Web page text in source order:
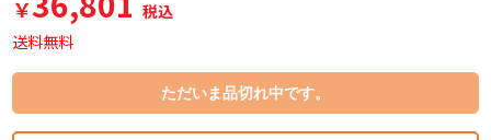
￥
税込
送料無料
ただいま品切れ中です。